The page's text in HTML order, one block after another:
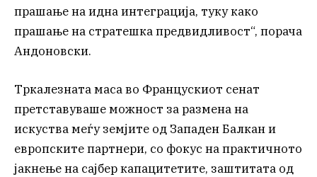
прашање на идна интеграција, туку како
прашање на стратешка предвидливост“, порача
Андоновски.
Тркалезната маса во Францускиот сенат
претставуваше можност за размена на
искуства меѓу земјите од Западен Балкан и
европските партнери, со фокус на практичното
јакнење на сајбер капацитетите, заштитата од